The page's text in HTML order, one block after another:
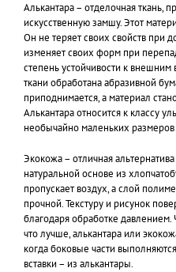
Алькантара – отделочная ткань,
искусственную замшу. Этот
Он не теряет своих свойств при
изменяет своих форм при
степень устойчивости к внешним
ткани обработана абразивной
приподнимается, а материал
Алькантара относится к классу
необычайно маленьких
Экокожа – отличная
натуральной основе из
пропускает воздух, а слой
прочной. Текстуру и рисунок
благодаря обработке
что лучше, алькантара или
когда боковые части
вставки – из алькантары.